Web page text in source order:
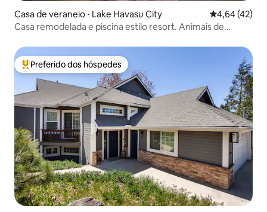
Casa de veraneio ⋅ Lake Havasu City 4,64 de uma
4,64 (42)
Casa remodelada e piscina estilo resort. Animais de
Entre os melhores preferidos dos hóspedes
Preferido dos hóspedes